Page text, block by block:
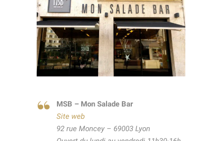
MSB – Mon Salade Bar
Site web
92 rue Moncey – 69003 Lyon